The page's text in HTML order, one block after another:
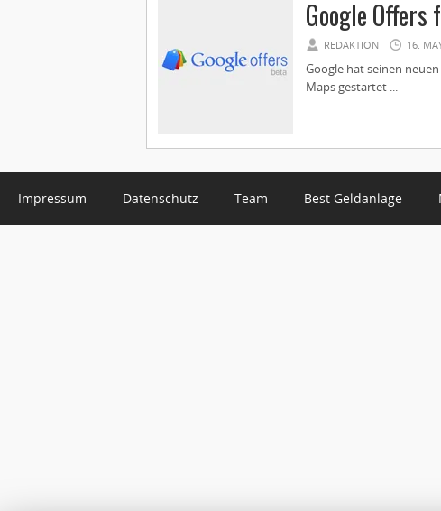
Google
REDAKTION 16.
Google hat seinen
Maps gestartet ...
Impressum Datenschutz Team Best Geldanlage